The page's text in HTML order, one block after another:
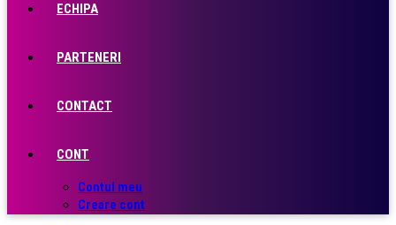
ECHIPA
PARTENERI
CONTACT
CONT
Contul meu
Creare cont